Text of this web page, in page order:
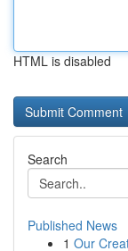
HTML is disabled
Search
Published News
1 Our